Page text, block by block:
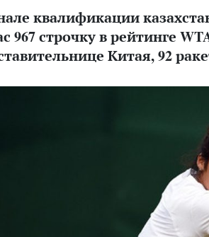
квалификации
967 строчку в рейтинге
Китая, 92